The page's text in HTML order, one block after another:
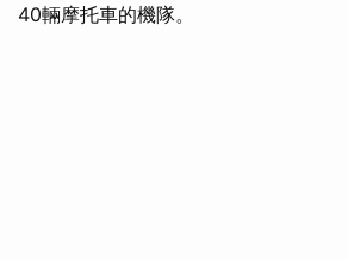
40輛摩托車的機隊。